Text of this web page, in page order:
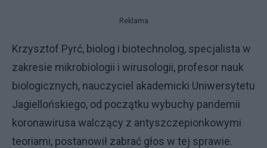
Reklama
Krzysztof Pyrć, biolog i biotechnolog, specjalista w
zakresie mikrobiologii i wirusologii, profesor nauk
biologicznych, nauczyciel akademicki Uniwersytetu
Jagiellońskiego, od początku wybuchy pandemii
koronawirusa walczący z antyszczepionkowymi
teoriami, postanowił zabrać głos w tej sprawie.